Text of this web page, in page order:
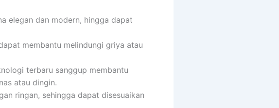
elegan dan modern, hingga dapat
membantu melindungi griya atau
terbaru sanggup membantu
atau dingin.
ringan, sehingga dapat disesuaikan